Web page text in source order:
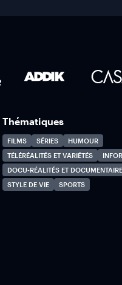
Thématiques
FILMS SÉRIES
HUMOUR
TÉLÉRÉALITÉS ET VARIÉTÉS
DOCU-RÉALITÉS ET
STYLE DE VIE
SPORTS